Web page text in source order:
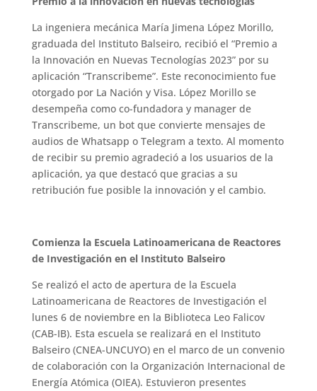
La ingeniera mecánica María Jimena López Morillo,
graduada del Instituto Balseiro, recibió el “Premio a
la Innovación en Nuevas Tecnologías 2023” por su
aplicación “Transcribeme”. Este reconocimiento fue
otorgado por La Nación y Visa. López Morillo se
desempeña como co-fundadora y manager de
Transcribeme, un bot que convierte mensajes de
audios de Whatsapp o Telegram a texto. Al momento
de recibir su premio agradeció a los usuarios de la
aplicación, ya que destacó que gracias a su
retribución fue posible la innovación y el cambio.
Comienza la Escuela Latinoamericana de Reactores
de Investigación en el Instituto Balseiro
Se realizó el acto de apertura de la Escuela
Latinoamericana de Reactores de Investigación el
lunes 6 de noviembre en la Biblioteca Leo Falicov
(CAB-IB). Esta escuela se realizará en el Instituto
Balseiro (CNEA-UNCUYO) en el marco de un convenio
de colaboración con la Organización Internacional de
Energía Atómica (OIEA). Estuvieron presentes